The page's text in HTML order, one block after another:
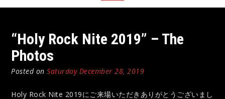
“Holy Rock Nite 2019” – The
Photos
Posted on Saturday December 28, 2019
Holy Rock Nite 2019にご来場いただきありがとうございまし